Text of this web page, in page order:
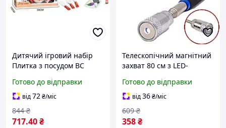
Дитячий ігровий набір
Плитка з посудом BC
продукти
Готово до відправки
від72₴/міс
717.40₴
844 ₴
Телескопічний магнітний
захват 80 см з LED-
підіймання металевих
предметів GEKO HE0664
Готово до відправки
від36₴/міс
358₴
609 ₴